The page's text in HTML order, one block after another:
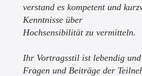
verstand es kompetent und
Kenntnisse über
Hochsensibilität zu vermitteln.
Ihr Vortragsstil ist lebendig
Fragen und Beiträge der